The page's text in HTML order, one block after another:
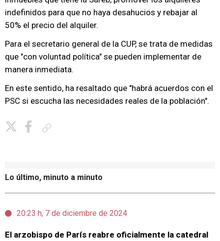
indefinidos para que no haya desahucios y rebajar al
50% el precio del alquiler.
Para el secretario general de la CUP, se trata de medidas
que "con voluntad política" se pueden implementar de
manera inmediata.
En este sentido, ha resaltado que "habrá acuerdos con el
PSC si escucha las necesidades reales de la población".
Lo último, minuto a minuto
20:23 h, 7 de diciembre de 2024
El arzobispo de París reabre oficialmente la catedral